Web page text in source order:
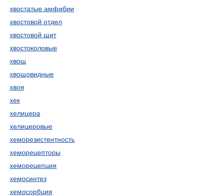
хвостатые амфибии
хвостовой отдел
хвостовой щит
хвостоколовые
хвощ
хвощовидные
хвоя
хек
хелицера
хелицеровые
хеморезистентность
хеморецепторы
хеморецепция
хемосинтез
хемосорбция